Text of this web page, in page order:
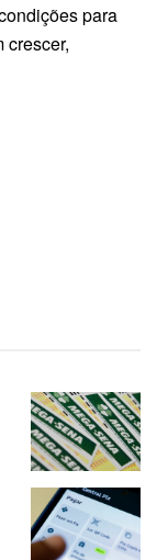
para
crescer,